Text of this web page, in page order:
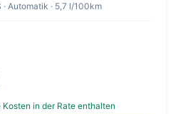
· Automatik · 5,7 l/100km
in der Rate enthalten